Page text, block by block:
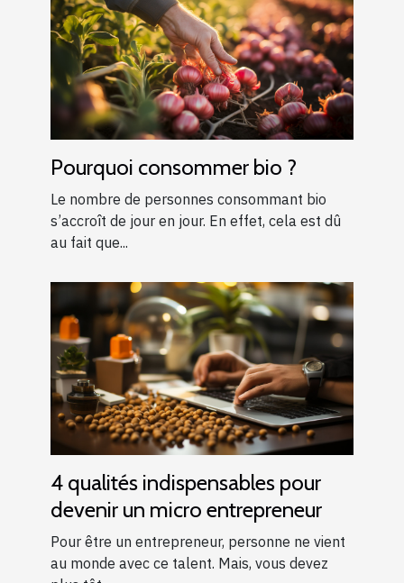
Pourquoi consommer bio ?
Le nombre de personnes consommant bio
s’accroît de jour en jour. En effet, cela est dû
au fait que...
4 qualités indispensables pour
devenir un micro entrepreneur
Pour être un entrepreneur, personne ne vient
au monde avec ce talent. Mais, vous devez